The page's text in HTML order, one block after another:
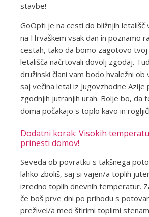
stavbe!
GoOpti je na cesti do bližnjih letališč
na Hrvaškem vsak dan in poznamo
cestah, tako da bomo zagotovo
letališča načrtovali dovolj zgodaj.
družinski člani vam bodo hvaležni ob
saj večina letal iz Jugovzhodne Azije
zgodnjih jutranjih urah. Bolje bo, da
doma počakajo s toplo kavo in
Dodatni korak: Visokih
prinesti domov!
Seveda ob povratku s takšnega
lahko zboliš, saj si vajen/a toplih
izredno toplih dnevnih temperatur.
če boš prve dni po prihodu s
preživel/a med štirimi toplimi